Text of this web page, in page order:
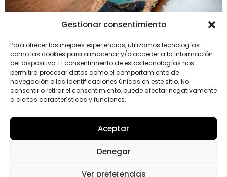
Gestionar consentimiento
Para ofrecer las mejores experiencias, utilizamos tecnologías
como las cookies para almacenar y/o acceder a la información
del dispositivo. El consentimiento de estas tecnologías nos
permitirá procesar datos como el comportamiento de
navegación o las identificaciones únicas en este sitio. No
consentir o retirar el consentimiento, puede afectar negativamente
a ciertas características y funciones.
Aceptar
Denegar
Ver preferencias
El parquet es probablemente una de las partes de
una vivienda que más gusta a sus habitantes. Su
diseño, calidez o tonalidad hacen de este tipo de suelo
un elemento decorativo más. Sin embargo el trote del
día a día y un cuidado inadecuado puede producir que
un bonito parquet luzca apagado y deslucido.
Proveedor mejor valorado
verificado por: Trustindex